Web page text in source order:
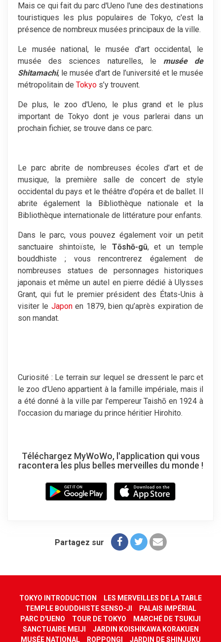
Mais ce qui fait du parc d'Ueno l'une des destinations
touristiques les plus populaires de Tokyo, c'est la
présence de nombreux musées principaux de la ville.
Le musée national, le musée d'art occidental, le
musée des sciences naturelles, le musée de
Shitamachi, le musée d'art de l’université et le musée
métropolitain de Tokyo s’y trouvent.
De plus, le zoo d'Ueno, le plus grand et le plus
important de Tokyo dont je vous parlerai dans un
prochain fichier, se trouve dans ce parc.
Le parc abrite de nombreuses écoles d'art et de
musique, la première salle de concert de style
occidental du pays et le théâtre d'opéra et de ballet. Il
abrite également la Bibliothèque nationale et la
Bibliothèque internationale de littérature pour enfants.
Dans le parc, vous pouvez également voir un petit
sanctuaire shintoïste, le Tōshō-gū, et un temple
bouddhiste ; vous rencontrerez également de
nombreuses statues de personnages historiques
japonais et même un autel en pierre dédié à Ulysses
Grant, qui fut le premier président des États-Unis à
visiter le Japonen 1879, bien qu’après expiration de
son mandat.
Curiosité : Le terrain sur lequel se dressent le parc et
le zoo d’Ueno appartient à la famille impériale, mais il
a été donné à la ville par l'empereur Taishō en 1924 à
l'occasion du mariage du prince héritier Hirohito.
Téléchargez MyWoWo, l'application qui vous
racontera les plus belles merveilles du monde !
Partagez sur
TOKYO INTRODUCTION
LES MERVEILLES DE LA TABLE
TEMPLE BOUDDHISTE SENSO-JI
PALAIS IMPÉRIAL
PARC D'UENO
TOUR DE TOKYO
MARCHÉ DE TSUKIJI
SANCTUAIRE MEIJI
JARDIN KOISHIKAWA KORAKUEN
MUSÉE NATIONAL
ROPPONGI
JARDIN DE SHINJUKU